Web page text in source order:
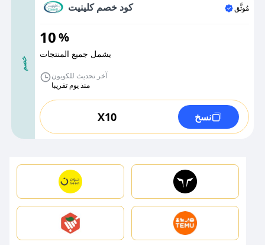
خصم
كود خصم كلينيت مُوثَّق
10%
يشمل جميع المنتجات
آخر تحديث للكوبون
منذ يوم تقريبا
X10 نسخ